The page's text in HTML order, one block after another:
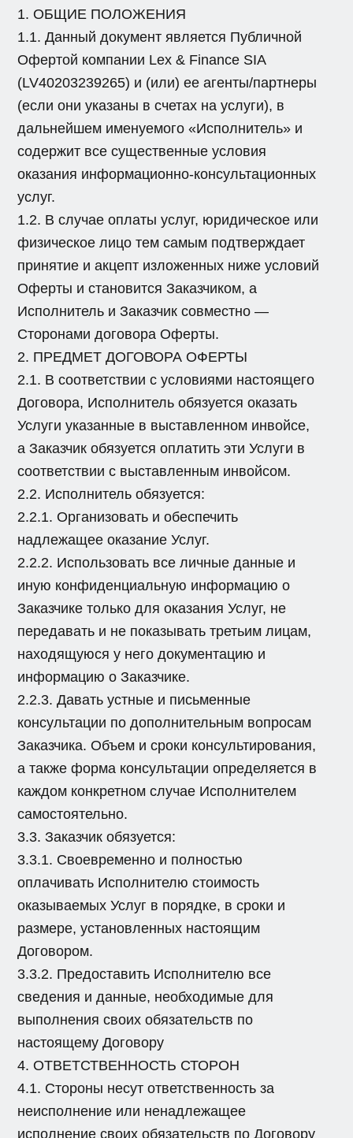
1. ОБЩИЕ ПОЛОЖЕНИЯ
1.1. Данный документ является Публичной
Офертой компании Lex & Finance SIA
(LV40203239265) и (или) ее агенты/партнеры
(если они указаны в счетах на услуги), в
дальнейшем именуемого «Исполнитель» и
содержит все существенные условия
оказания информационно-консультационных
услуг.
1.2. В случае оплаты услуг, юридическое или
физическое лицо тем самым подтверждает
принятие и акцепт изложенных ниже условий
Оферты и становится Заказчиком, а
Исполнитель и Заказчик совместно —
Сторонами договора Оферты.
2. ПРЕДМЕТ ДОГОВОРА ОФЕРТЫ
2.1. В соответствии с условиями настоящего
Договора, Исполнитель обязуется оказать
Услуги указанные в выставленном инвойсе,
а Заказчик обязуется оплатить эти Услуги в
соответствии с выставленным инвойсом.
2.2. Исполнитель обязуется:
2.2.1. Организовать и обеспечить
надлежащее оказание Услуг.
2.2.2. Использовать все личные данные и
иную конфиденциальную информацию о
Заказчике только для оказания Услуг, не
передавать и не показывать третьим лицам,
находящуюся у него документацию и
информацию о Заказчике.
2.2.3. Давать устные и письменные
консультации по дополнительным вопросам
Заказчика. Объем и сроки консультирования,
а также форма консультации определяется в
каждом конкретном случае Исполнителем
самостоятельно.
3.3. Заказчик обязуется:
3.3.1. Своевременно и полностью
оплачивать Исполнителю стоимость
оказываемых Услуг в порядке, в сроки и
размере, установленных настоящим
Договором.
3.3.2. Предоставить Исполнителю все
сведения и данные, необходимые для
выполнения своих обязательств по
настоящему Договору
4. ОТВЕТСТВЕННОСТЬ СТОРОН
4.1. Стороны несут ответственность за
неисполнение или ненадлежащее
исполнение своих обязательств по Договору